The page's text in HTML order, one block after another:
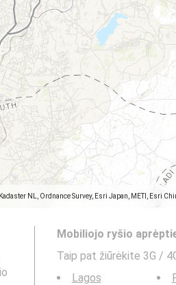
NL, Ordnance Survey, Esri Japan, METI, Esri
Mobiliojo ryšio
Taip pat žiūrėkite 3G /
Lagos